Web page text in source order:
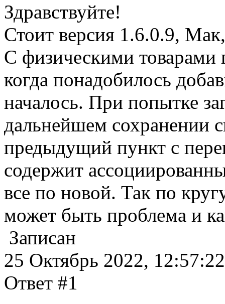
Здравствуйте!
Стоит версия 1.6.0.9,
С физическими
когда понадобилось
началось. При попытке
дальнейшем сохранении
предыдущий пункт с
содержит
все по новой. Так по
может быть проблема и
Записан
25 Октябрь 2022, 12:57:22
Ответ #1